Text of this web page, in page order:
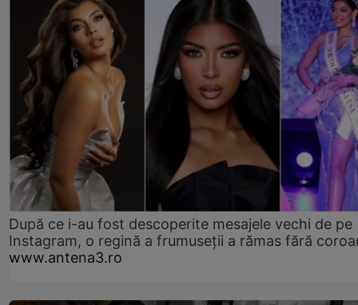
După ce i-au fost descoperite mesajele vechi de pe
Instagram, o regină a frumuseții a rămas fără
www.antena3.ro